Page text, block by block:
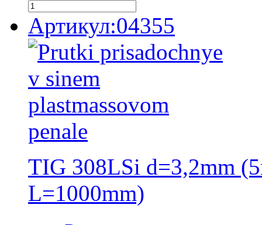
Артикул:04355
TIG 308LSi d=3,2mm
L=1000mm)